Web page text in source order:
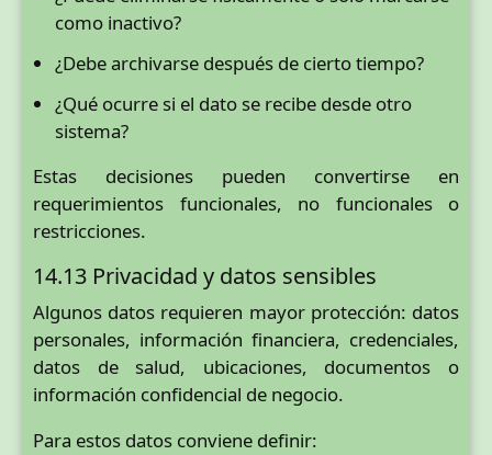
como inactivo?
¿Debe archivarse después de cierto tiempo?
¿Qué ocurre si el dato se recibe desde otro
sistema?
Estas decisiones pueden convertirse en
requerimientos funcionales, no funcionales o
restricciones.
14.13 Privacidad y datos sensibles
Algunos datos requieren mayor protección: datos
personales, información financiera, credenciales,
datos de salud, ubicaciones, documentos o
información confidencial de negocio.
Para estos datos conviene definir: